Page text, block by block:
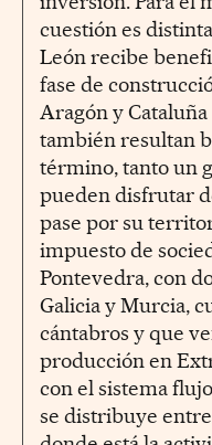
cuestión es
León recibe
fase de
Aragón y
también resultan
término, tanto un
pueden disfrutar
pase por su
impuesto de
Pontevedra, con
Galicia y Murcia,
cántabros y que
producción en
con el sistema
se distribuye